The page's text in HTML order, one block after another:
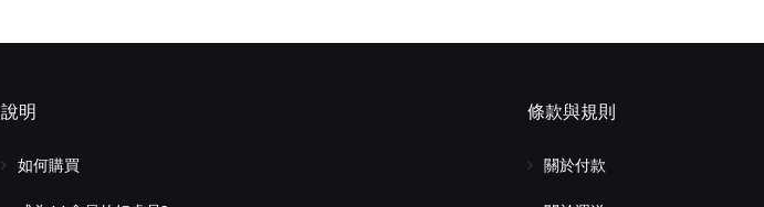
說明
如何購買
條款與規則
關於付款